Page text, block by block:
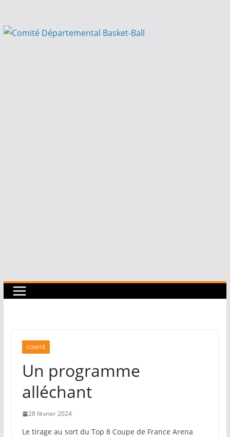
au
COMITÉ
Un programme
alléchant
28 février 2024
Le tirage au sort du Top 8 Coupe de France Arena